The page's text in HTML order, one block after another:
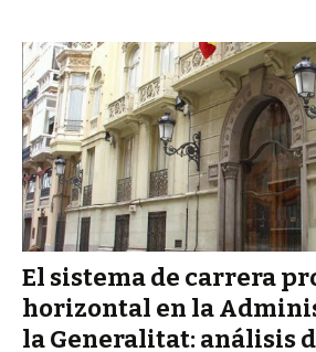
El sistema de carrera
horizontal en la
la Generalitat: análisis